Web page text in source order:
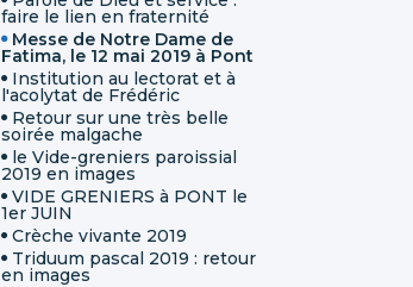
faire le lien en fraternité
Messe de Notre Dame de
Fatima, le 12 mai 2019 à Pont
Institution au lectorat et à
l'acolytat de Frédéric
Retour sur une très belle
soirée malgache
le Vide-greniers paroissial
2019 en images
VIDE GRENIERS à PONT le
1er JUIN
Crèche vivante 2019
Triduum pascal 2019 : retour
en images